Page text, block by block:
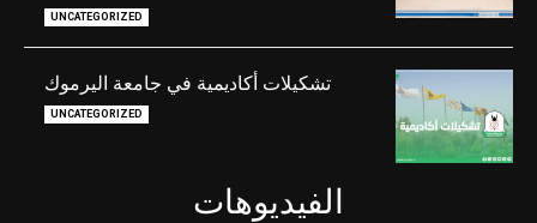
UNCATEGORIZED
تشكيلات أكاديمية في جامعة اليرموك
UNCATEGORIZED
الفيديوهات